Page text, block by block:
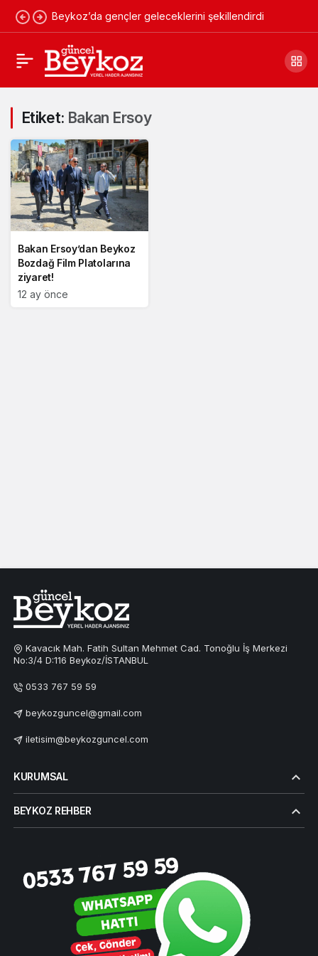
Beykoz’da gençler geleceklerini şekillendirdi
Etiket: Bakan Ersoy
Bakan Ersoy’dan Beykoz
Bozdağ Film Platolarına
ziyaret!
12 ay önce
Kavacık Mah. Fatih Sultan Mehmet Cad. Tonoğlu İş Merkezi
No:3/4 D:116 Beykoz/İSTANBUL
0533 767 59 59
beykozguncel@gmail.com
iletisim@beykozguncel.com
KURUMSAL
BEYKOZ REHBER